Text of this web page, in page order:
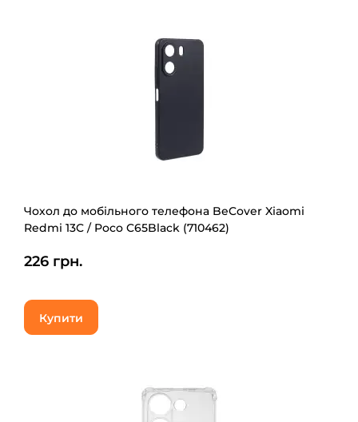
Чохол до мобільного телефона BeCover Xiaomi
Redmi 13C / Poco C65Black (710462)
226 грн.
Купити